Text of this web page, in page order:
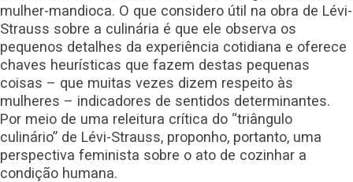
mulher-mandioca. O que considero útil na obra de Lévi-
Strauss sobre a culinária é que ele observa os
pequenos detalhes da experiência cotidiana e oferece
chaves heurísticas que fazem destas pequenas
coisas – que muitas vezes dizem respeito às
mulheres – indicadores de sentidos determinantes.
Por meio de uma releitura crítica do “triângulo
culinário” de Lévi-Strauss, proponho, portanto, uma
perspectiva feminista sobre o ato de cozinhar a
condição humana.